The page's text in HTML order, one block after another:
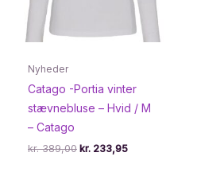
Nyheder
Catago -Portia vinter
stævnebluse – Hvid / M
– Catago
kr.389,00 Den
kr. 233,95Den